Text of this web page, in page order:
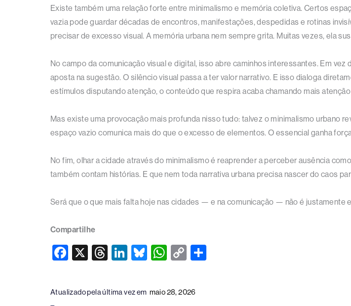
Existe também uma relação forte entre minimalismo e memória coletiva. Certos
vazia pode guardar décadas de encontros, manifestações, despedidas e rotinas
precisar de excesso visual. A memória urbana nem sempre grita. Muitas vezes, ela
No campo da comunicação visual e digital, isso abre caminhos interessantes. Em
aposta na sugestão. O silêncio visual passa a ter valor narrativo. E isso dialoga
estímulos disputando atenção, o conteúdo que respira acaba chamando mais
Mas existe uma provocação mais profunda nisso tudo: talvez o minimalismo urbano
espaço vazio comunica mais do que o excesso de elementos. O essencial ganha
No fim, olhar a cidade através do minimalismo é reaprender a perceber ausência
também contam histórias. E que nem toda narrativa urbana precisa nascer do caos
Será que o que mais falta hoje nas cidades — e na comunicação — não é justamente
Compartilhe
F
e
X
T
a
Li
e
Bl
sk
W
s
C
y
Atualizado pela última vez em maio 28, 2026